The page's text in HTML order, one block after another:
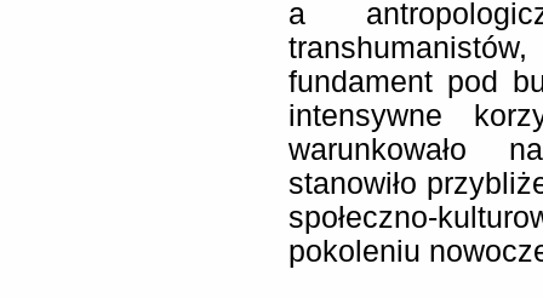
a
fundament pod
intensywne
warunkowało
stanowiło
społeczno-
pokoleniu